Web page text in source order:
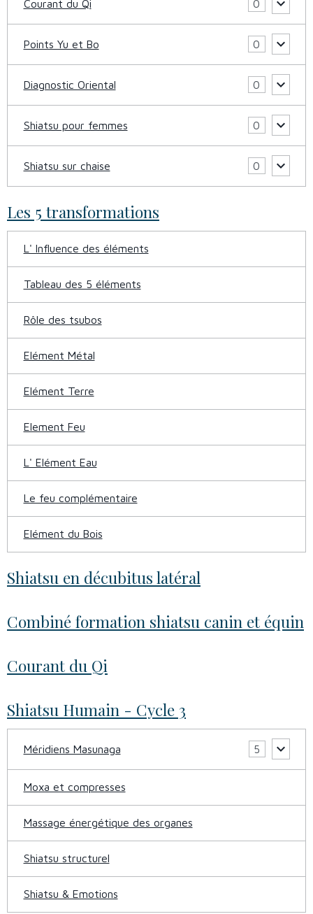
Courant du Qi 0
Points Yu et Bo 0
Diagnostic Oriental 0
Shiatsu pour femmes 0
Shiatsu sur chaise 0
Les 5 transformations
L' Influence des éléments
Tableau des 5 éléments
Rôle des tsubos
Elément Métal
Elément Terre
Element Feu
L' Elément Eau
Le feu complémentaire
Elément du Bois
Shiatsu en décubitus latéral
Combiné formation shiatsu canin et équin
Courant du Qi
Shiatsu Humain - Cycle 3
Méridiens Masunaga 5
Moxa et compresses
Massage énergétique des organes
Shiatsu structurel
Shiatsu & Emotions